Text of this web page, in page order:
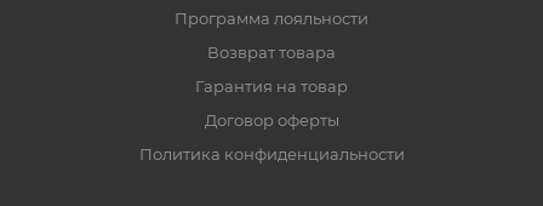
Программа лояльности
Возврат товара
Гарантия на товар
Договор оферты
Политика конфиденциальности